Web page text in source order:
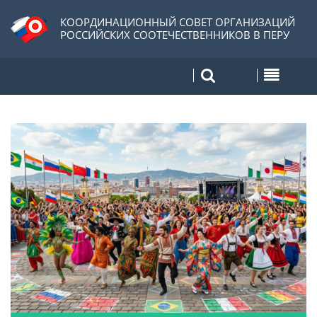
КООРДИНАЦИОННЫЙ СОВЕТ ОРГАНИЗАЦИЙ
РОССИЙСКИХ СООТЕЧЕСТВЕННИКОВ В ПЕРУ